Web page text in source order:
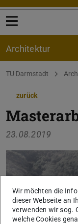
Menü öffnen
Architektur
Sie befinden sich
TU Darmstadt
zurück
23.08.2019
Wir möchten die
dieser Webseite an
verwenden wir sog.
welche Cookies